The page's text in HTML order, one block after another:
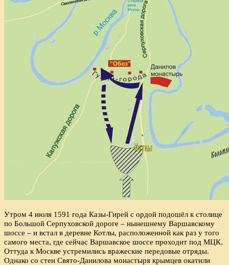
Утром 4 июля 1591 года Казы-Гирей с ордой подошёл к столице
по Большой Серпуховской дороге – нынешнему Варшавскому
шоссе – и встал в деревне Котлы, расположенной как раз у того
самого места, где сейчас Варшавское шоссе проходит под МЦК.
Оттуда к Москве устремились вражеские передовые отряды.
Однако со стен Свято-Данилова монастыря крымцев окатили